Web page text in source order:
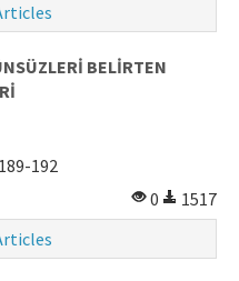
BELİRTEN
189-192
0
1517